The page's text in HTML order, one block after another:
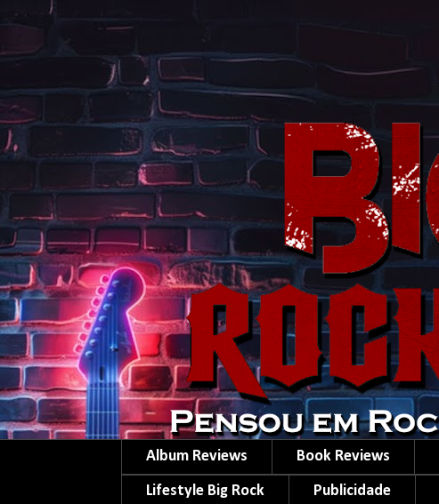
Album Reviews Book Reviews
Lifestyle Big Rock Publicidade